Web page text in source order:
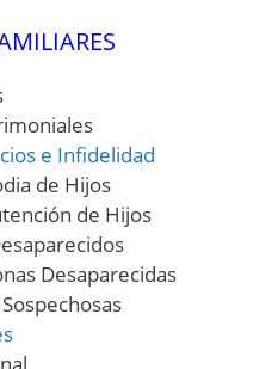
e Infidelidad
de Hijos
de Hijos
Desaparecidas